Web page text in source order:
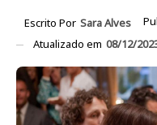
Escrito Por Sara Alves
Atualizado em 08/12/